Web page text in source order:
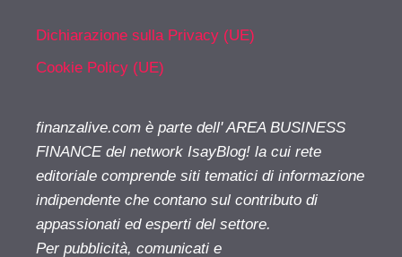
Dichiarazione sulla Privacy (UE)
Cookie Policy (UE)
finanzalive.com è parte dell' AREA BUSINESS
FINANCE del network IsayBlog! la cui rete
editoriale comprende siti tematici di informazione
indipendente che contano sul contributo di
appassionati ed esperti del settore.
Per pubblicità, comunicati e